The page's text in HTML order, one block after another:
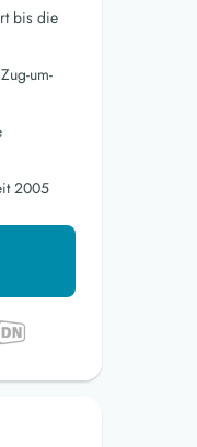
bis die
um-
2005